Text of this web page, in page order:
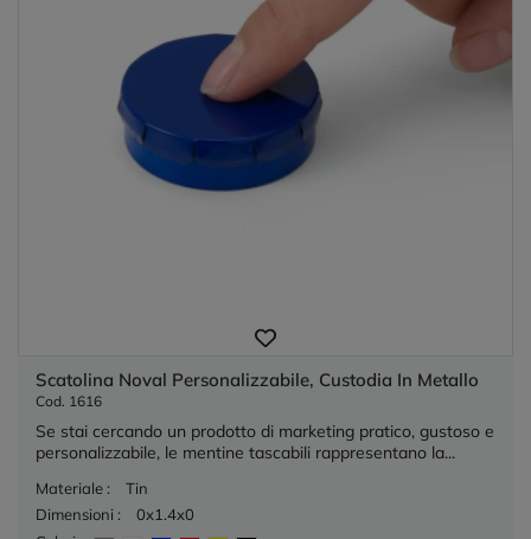
Scatolina Noval Personalizzabile, Custodia In Metallo
Cod. 1616
Se stai cercando un prodotto di marketing pratico, gustoso e
personalizzabile, le mentine tascabili rappresentano la...
Materiale :
Tin
Dimensioni :
0x1.4x0